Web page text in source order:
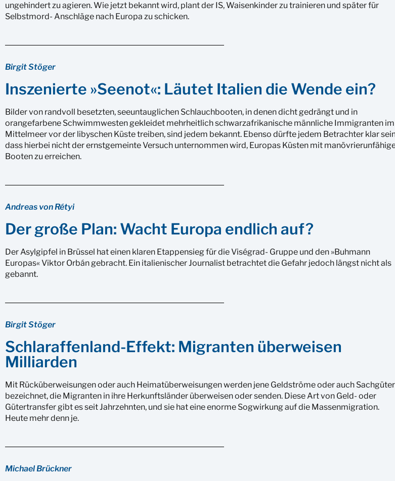
ungehindert zu agieren. Wie jetzt bekannt wird, plant der IS, Waisenkinder zu trainieren und später für
Selbstmord- Anschläge nach Europa zu schicken.
Birgit Stöger
Inszenierte »Seenot«: Läutet Italien die Wende ein?
Bilder von randvoll besetzten, seeuntauglichen Schlauchbooten, in denen dicht gedrängt und in
orangefarbene Schwimmwesten gekleidet mehrheitlich schwarzafrikanische männliche Immigranten im
Mittelmeer vor der libyschen Küste treiben, sind jedem bekannt. Ebenso dürfte jedem Betrachter klar
dass hierbei nicht der ernstgemeinte Versuch unternommen wird, Europas Küsten mit
Booten zu erreichen.
Andreas von Rétyi
Der große Plan: Wacht Europa endlich auf?
Der Asylgipfel in Brüssel hat einen klaren Etappensieg für die Viségrad- Gruppe und den »Buhmann
Europas« Viktor Orbán gebracht. Ein italienischer Journalist betrachtet die Gefahr jedoch längst nicht als
gebannt.
Birgit Stöger
Schlaraffenland-Effekt: Migranten überweisen
Milliarden
Mit Rücküberweisungen oder auch Heimatüberweisungen werden jene Geldströme oder auch Sachgüter
bezeichnet, die Migranten in ihre Herkunftsländer überweisen oder senden. Diese Art von Geld- oder
Gütertransfer gibt es seit Jahrzehnten, und sie hat eine enorme Sogwirkung auf die Massenmigration.
Heute mehr denn je.
Michael Brückner